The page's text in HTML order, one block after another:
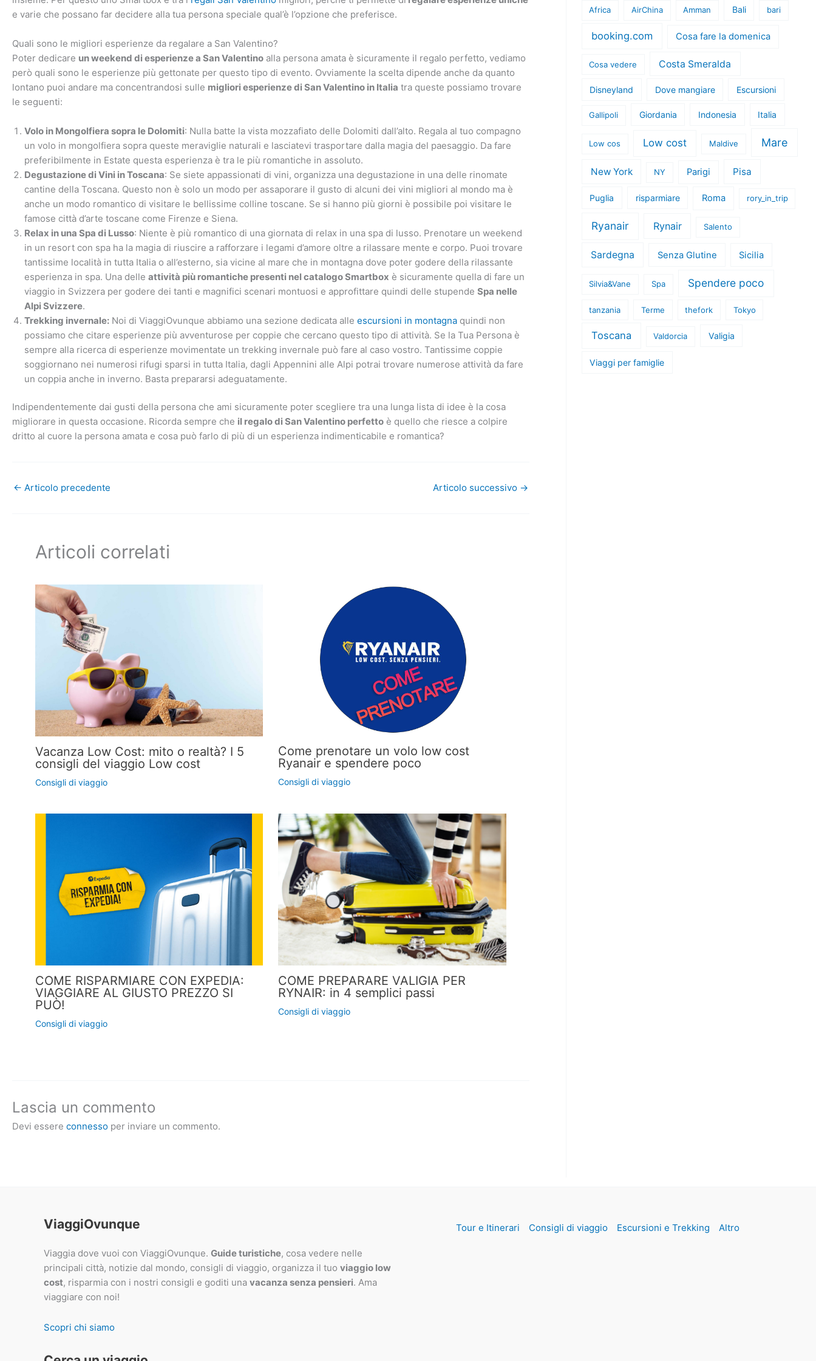
e varie che possano far decidere alla tua persona speciale qual’è l’opzione che preferisce.
Quali sono le migliori esperienze da regalare a San Valentino?
Poter dedicare un weekend di esperienze a San Valentino alla persona amata è sicuramente il regalo perfetto, vediamo
però quali sono le esperienze più gettonate per questo tipo di evento. Ovviamente la scelta dipende anche da quanto
lontano puoi andare ma concentrandosi sulle migliori esperienze di San Valentino in Italia tra queste possiamo trovare
le seguenti:
Volo in Mongolfiera sopra le Dolomiti: Nulla batte la vista mozzafiato delle Dolomiti dall’alto. Regala al tuo compagno
un volo in mongolfiera sopra queste meraviglie naturali e lasciatevi trasportare dalla magia del paesaggio. Da fare
preferibilmente in Estate questa esperienza è tra le più romantiche in assoluto.
Degustazione di Vini in Toscana: Se siete appassionati di vini, organizza una degustazione in una delle rinomate
cantine della Toscana. Questo non è solo un modo per assaporare il gusto di alcuni dei vini migliori al mondo ma è
anche un modo romantico di visitare le bellissime colline toscane. Se si hanno più giorni è possibile poi visitare le
famose città d’arte toscane come Firenze e Siena.
Relax in una Spa di Lusso: Niente è più romantico di una giornata di relax in una spa di lusso. Prenotare un weekend
in un resort con spa ha la magia di riuscire a rafforzare i legami d’amore oltre a rilassare mente e corpo. Puoi trovare
tantissime località in tutta Italia o all’esterno, sia vicine al mare che in montagna dove poter godere della rilassante
esperienza in spa. Una delle attività più romantiche presenti nel catalogo Smartbox è sicuramente quella di fare un
viaggio in Svizzera per godere dei tanti e magnifici scenari montuosi e approfittare quindi delle stupende Spa nelle
Alpi Svizzere.
Trekking invernale: Noi di ViaggiOvunque abbiamo una sezione dedicata alle escursioni in montagna quindi non
possiamo che citare esperienze più avventurose per coppie che cercano questo tipo di attività. Se la Tua Persona è
sempre alla ricerca di esperienze movimentate un trekking invernale può fare al caso vostro. Tantissime coppie
soggiornano nei numerosi rifugi sparsi in tutta Italia, dagli Appennini alle Alpi potrai trovare numerose attività da fare
un coppia anche in inverno. Basta prepararsi adeguatamente.
Indipendentemente dai gusti della persona che ami sicuramente poter scegliere tra una lunga lista di idee è la cosa
migliorare in questa occasione. Ricorda sempre che il regalo di San Valentino perfetto è quello che riesce a colpire
dritto al cuore la persona amata e cosa può farlo di più di un esperienza indimenticabile e romantica?
← Articolo precedente Articolo successivo →
Articoli correlati
Vacanza Low Cost: mito o realtà? I 5
consigli del viaggio Low cost
Consigli di viaggio
Come prenotare un volo low cost
Ryanair e spendere poco
Consigli di viaggio
COME RISPARMIARE CON EXPEDIA:
VIAGGIARE AL GIUSTO PREZZO SI
PUÒ!
Consigli di viaggio
COME PREPARARE VALIGIA PER
RYNAIR: in 4 semplici passi
Consigli di viaggio
Lascia un commento
Devi essere connesso per inviare un commento.
Africa AirChina Amman Bali bari
booking.com Cosa fare la domenica
Cosa vedere Costa Smeralda
Disneyland Dove mangiare Escursioni
Gallipoli Giordania Indonesia Italia
Low cos Low cost Maldive Mare
New York NY Parigi Pisa
Puglia risparmiare Roma rory_in_trip
Ryanair Rynair Salento
Sardegna Senza Glutine Sicilia
Silvia&Vane Spa Spendere poco
tanzania Terme thefork Tokyo
Toscana Valdorcia Valigia
Viaggi per famiglie
ViaggiOvunque
Viaggia dove vuoi con ViaggiOvunque. Guide turistiche, cosa vedere nelle
principali città, notizie dal mondo, consigli di viaggio, organizza il tuo viaggio low
cost, risparmia con i nostri consigli e goditi una vacanza senza pensieri. Ama
viaggiare con noi!
Scopri chi siamo
Tour e Itinerari Consigli di viaggio Escursioni e Trekking Altro